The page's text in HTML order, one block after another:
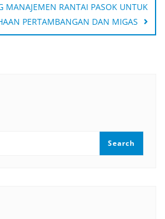
MANAJEMEN RANTAI PASOK UNTUK
PERTAMBANGAN DAN MIGAS